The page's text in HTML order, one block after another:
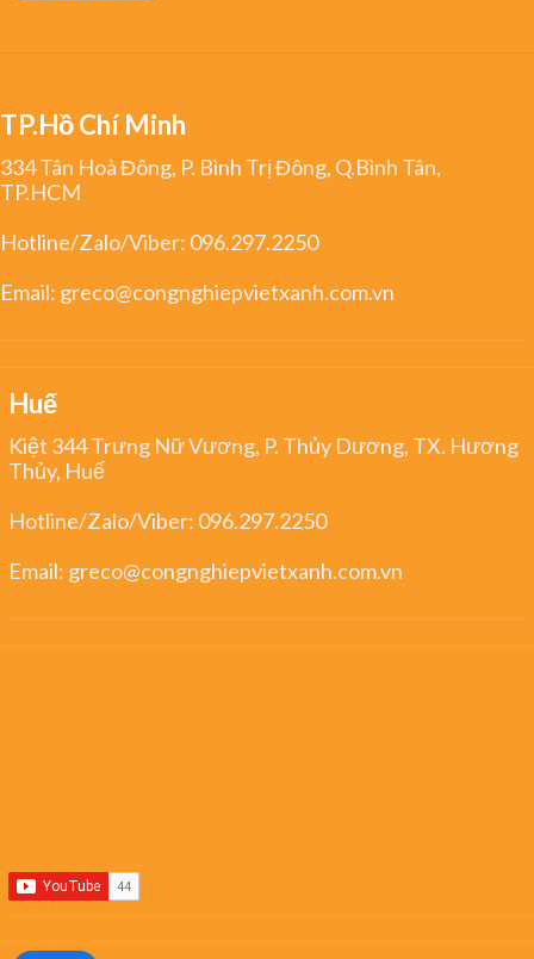
TP.Hồ Chí Minh
334 Tân Hoà Đông, P. Bình Trị Đông, Q.Bình Tân,
TP.HCM
Hotline/Zalo/Viber: 096.297.2250
Email: greco@congnghiepvietxanh.com.vn
Huế
Kiệt 344 Trưng Nữ Vương, P. Thủy Dương, TX. Hương
Thủy, Huế
Hotline/Zalo/Viber: 096.297.2250
Email: greco@congnghiepvietxanh.com.vn